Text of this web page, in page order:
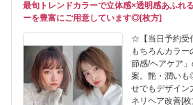
最旬トレンドカラーで立体感×透明感あふれ
ーを豊富にご用意しています◎[枚方]
☆【当日予約受
もちろんカラー
節感/ヘアケア
案。艶・潤い
せでもデザイン
ネリヘア改善[枚